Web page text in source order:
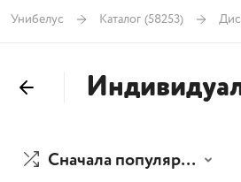
Унибелус Каталог (58253)
Сначала популярные